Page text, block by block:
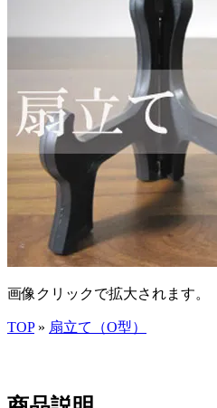
画像クリックで拡大されます。
TOP» 扇立て（O型）